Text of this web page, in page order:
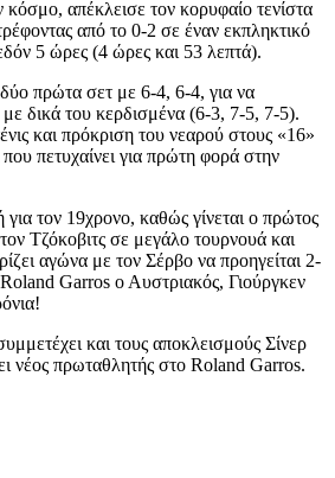
απέκλεισε τον κορυφαίο τενίστα
από το 0-2 σε έναν εκπληκτικό
5 ώρες (4 ώρες και 53 λεπτά).
πρώτα σετ με 6-4, 6-4, για να
δικά του κερδισμένα (6-3, 7-5, 7-5).
και πρόκριση του νεαρού στους «16»
πετυχαίνει για πρώτη φορά στην
για τον 19χρονο, καθώς γίνεται ο πρώτος
τον Τζόκοβιτς σε μεγάλο τουρνουά και
αγώνα με τον Σέρβο να προηγείται 2-
Garros ο Αυστριακός, Γιούργκεν
και τους αποκλεισμούς Σίνερ
νέος πρωταθλητής στο Roland Garros.